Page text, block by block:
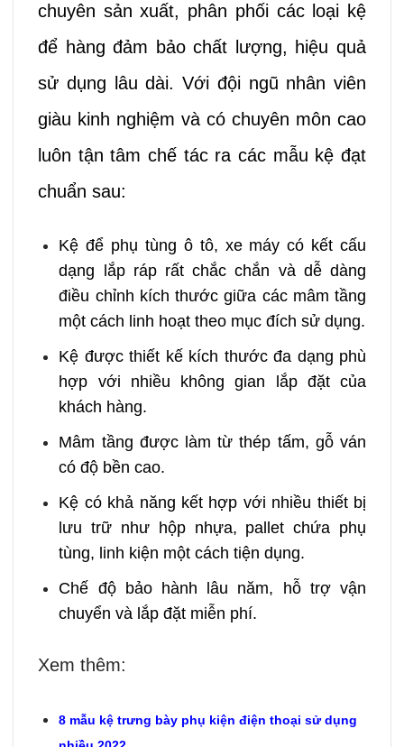
chuyên sản xuất, phân phối các loại kệ
để hàng đảm bảo chất lượng, hiệu quả
sử dụng lâu dài. Với đội ngũ nhân viên
giàu kinh nghiệm và có chuyên môn cao
luôn tận tâm chế tác ra các mẫu kệ đạt
chuẩn sau:
Kệ để phụ tùng ô tô, xe máy có kết cấu
dạng lắp ráp rất chắc chắn và dễ dàng
điều chỉnh kích thước giữa các mâm tầng
một cách linh hoạt theo mục đích sử dụng.
Kệ được thiết kế kích thước đa dạng phù
hợp với nhiều không gian lắp đặt của
khách hàng.
Mâm tầng được làm từ thép tấm, gỗ ván
có độ bền cao.
Kệ có khả năng kết hợp với nhiều thiết bị
lưu trữ như hộp nhựa, pallet chứa phụ
tùng, linh kiện một cách tiện dụng.
Chế độ bảo hành lâu năm, hỗ trợ vận
chuyển và lắp đặt miễn phí.
Xem thêm:
8 mẫu kệ trưng bày phụ kiện điện thoại sử dụng